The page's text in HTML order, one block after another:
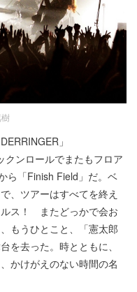
」
クンロールでまたもフロア
ら「Finish Field」だ。ベ
、ツアーはすべてを終え
ス！ またどっかで会お
もうひとこと、「憲太郎
を去った。時とともに、
かけがえのない時間の名